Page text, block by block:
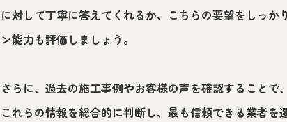
に対して丁寧に答えてくれるか、こちらの要望をしっか
ン能力も評価しましょう。
さらに、過去の施工事例やお客様の声を確認することで
これらの情報を総合的に判断し、最も信頼できる業者